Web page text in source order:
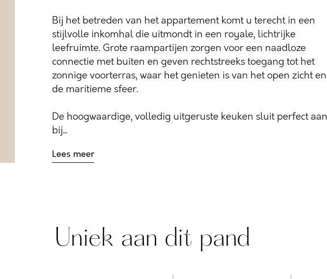
Bij het betreden van het appartement komt u terecht in een
stijlvolle inkomhal die uitmondt in een royale, lichtrijke
leefruimte. Grote raampartijen zorgen voor een naadloze
connectie met buiten en geven rechtstreeks toegang tot het
zonnige voorterras, waar het genieten is van het open zicht en
de maritieme sfeer.
De hoogwaardige, volledig uitgeruste keuken sluit perfect aan
bij...
Lees meer
Uniek aan dit pand